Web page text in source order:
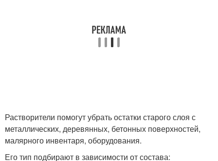
Растворители помогут убрать остатки старого слоя с
металлических, деревянных, бетонных поверхностей,
малярного инвентаря, оборудования.
Его тип подбирают в зависимости от состава: